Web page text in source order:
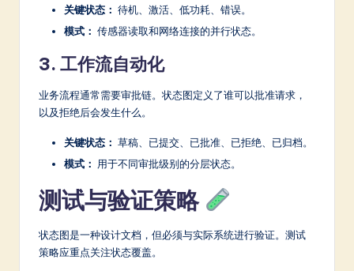
关键状态： 待机、激活、低功耗、错误。
模式： 传感器读取和网络连接的并行状态。
3. 工作流自动化
业务流程通常需要审批链。状态图定义了谁可以批准请求，
以及拒绝后会发生什么。
关键状态： 草稿、已提交、已批准、已拒绝、已归档。
模式： 用于不同审批级别的分层状态。
测试与验证策略
状态图是一种设计文档，但必须与实际系统进行验证。测试
策略应重点关注状态覆盖。